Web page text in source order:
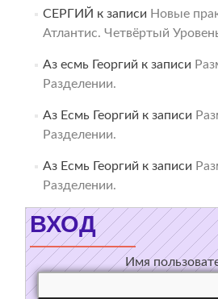
СЕРГИЙ к записи Новые
Атлантис. Четвёртый
Аз есмь Георгий к записи
Разделении.
Аз Есмь Георгий к записи
Разделении.
Аз Есмь Георгий к записи
Разделении.
ВХОД
Имя